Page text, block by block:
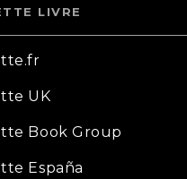
LIVRE
UK
Book Group
España